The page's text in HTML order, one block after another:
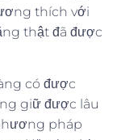
thích với
thật đã được
có được
giữ được lâu
pháp